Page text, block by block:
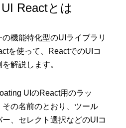
Reactとは
機能特化型のUIライブラリ
を使って、ReactでのUIコ
解説します。
UIのReact用のラッ
の名前のとおり、ツール
、セレクト選択などのUIコ